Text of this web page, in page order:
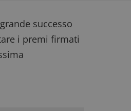
successo
i premi firmati